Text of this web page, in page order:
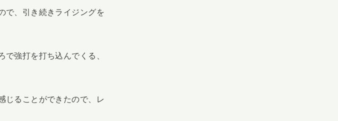
で、引き続きライジングを
強打を打ち込んでくる、
じることができたので、レ